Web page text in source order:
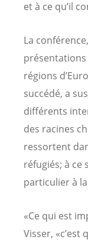
et à ce qu’il
La
régions
succédé, a
différents
des racines
ressortent
réfugiés; à ce
particulier à
«Ce qui est
Visser,